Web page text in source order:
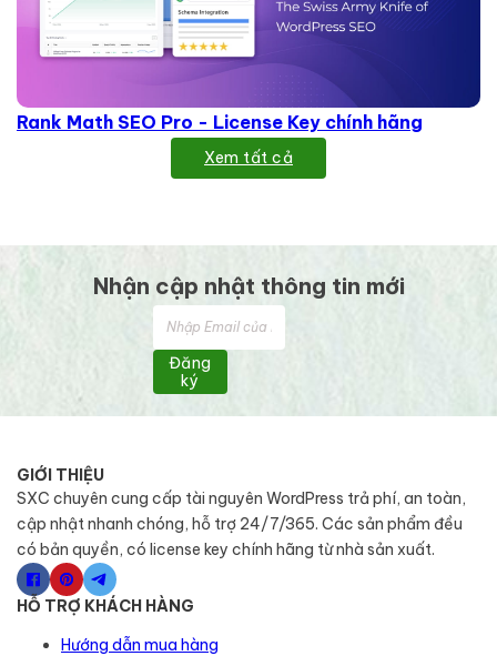
Rank Math SEO Pro - License Key chính hãng
Xem tất cả
Nhận cập nhật thông tin mới
Đăng
ký
GIỚI THIỆU
SXC chuyên cung cấp tài nguyên WordPress trả phí, an toàn,
cập nhật nhanh chóng, hỗ trợ 24/7/365. Các sản phẩm đều
có bản quyền, có license key chính hãng từ nhà sản xuất.
HỖ TRỢ KHÁCH HÀNG
Hướng dẫn mua hàng